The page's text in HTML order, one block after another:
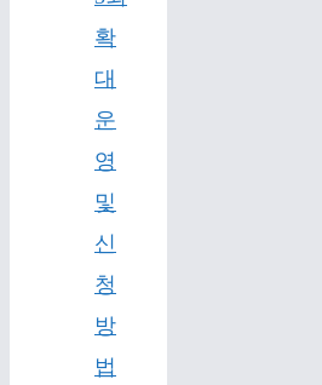
확
대
운
영
및
신
청
방
법